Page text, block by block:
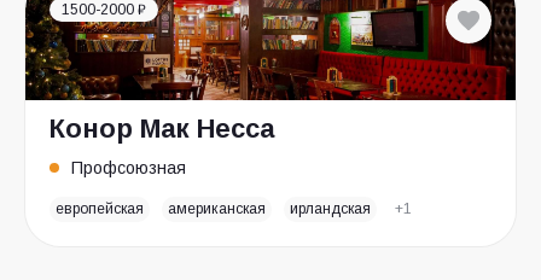
1500-2000 ₽
Конор Мак Несса
Профсоюзная
европейская американская ирландская +1